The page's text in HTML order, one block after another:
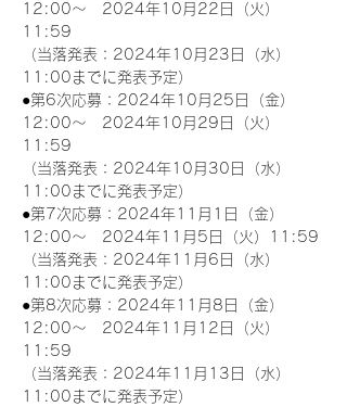
12:00～　2024年10月22日（火）
11:59
（当落発表：2024年10月23日（水）
11:00までに発表予定）
●第6次応募：2024年10月25日（金）
12:00～　2024年10月29日（火）
11:59
（当落発表：2024年10月30日（水）
11:00までに発表予定）
●第7次応募：2024年11月1日（金）
12:00～　2024年11月5日（火）11:59
（当落発表：2024年11月6日（水）
11:00までに発表予定）
●第8次応募：2024年11月8日（金）
12:00～　2024年11月12日（火）
11:59
（当落発表：2024年11月13日（水）
11:00までに発表予定）